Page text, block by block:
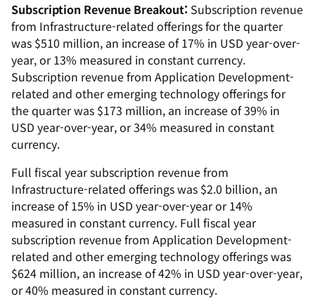
Subscription Revenue Breakout: Subscription revenue
from Infrastructure-related offerings for the quarter
was $510 million, an increase of 17% in USD year-over-
year, or 13% measured in constant currency.
Subscription revenue from Application Development-
related and other emerging technology offerings for
the quarter was $173 million, an increase of 39% in
USD year-over-year, or 34% measured in constant
currency.
Full fiscal year subscription revenue from
Infrastructure-related offerings was $2.0 billion, an
increase of 15% in USD year-over-year or 14%
measured in constant currency. Full fiscal year
subscription revenue from Application Development-
related and other emerging technology offerings was
$624 million, an increase of 42% in USD year-over-year,
or 40% measured in constant currency.